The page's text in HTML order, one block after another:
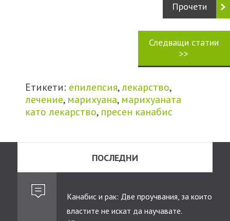
Прочети
Следващи статии
>>
Етикети: епилепсия,лекарство,
лечение, марихуана, марихуаната
като лекарство, пресен канабис
ПОСЛЕДНИ
Канабис и рак: Две проучвания, за които
властите не искат да научавате.